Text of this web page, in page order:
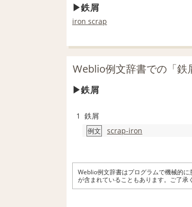
鉄屑
iron scrap
Weblio例文辞書での「鉄
鉄屑
1 鉄屑
例文 scrap-iron
Weblio例文辞書はプログラムで機械的
が含まれていることもあります。ご了承